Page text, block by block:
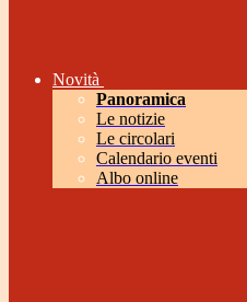
Novità
Panoramica
Le notizie
Le circolari
Calendario eventi
Albo online